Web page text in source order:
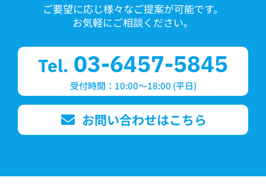
ご要望に応じ様々なご提案が可能です。
お気軽にご相談ください。
Tel. 03-6457-5845
受付時間：10:00〜18:00 (平日)
お問い合わせはこちら